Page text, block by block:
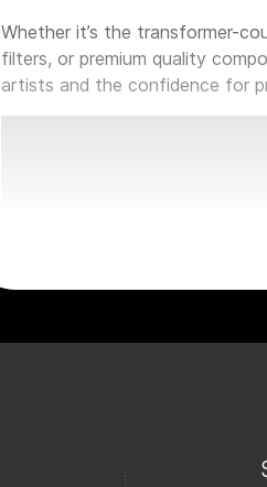
Whether it’s the transformer-
filters, or premium quality
artists and the confidence for